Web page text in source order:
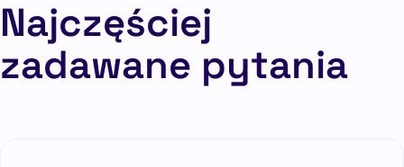
Najczęściej
zadawane pytania